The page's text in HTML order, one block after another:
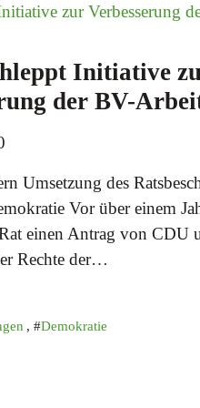
Initiative
der BV-
Umsetzung des
Vor über einem
einen Antrag von
Rechte der…
, Demokratie